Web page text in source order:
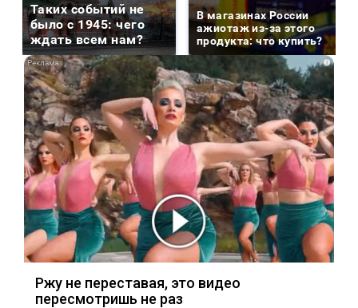
Таких событий не
было с 1945: чего
ждать всем нам?
В магазинах России
ажиотаж из-за этого
продукта: что купить?
i
Ржу не переставая, это видео
пересмотришь не раз